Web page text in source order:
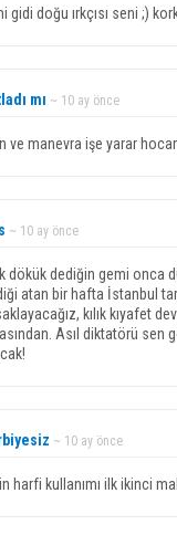
gidi doğu ırkçısı seni ;)
mı ~ 10 ay önce
ve manevra işe yarar
~ 10 ay önce
dökük dediğin gemi onca
atan bir hafta İstanbul
kılık kıyafet
Asıl diktatörü sen
~ 10 ay önce
harfi kullanımı ilk ikinci